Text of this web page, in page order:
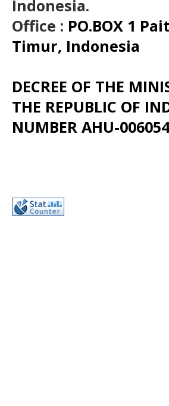
Indonesia.
Office : PO.BOX 1
Timur, Indonesia
DECREE OF THE
THE REPUBLIC OF
NUMBER AHU-